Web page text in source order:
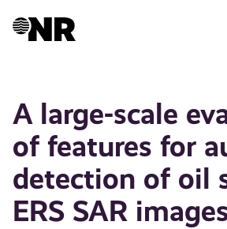
A large-scale
of features for
detection of oil
ERS SAR